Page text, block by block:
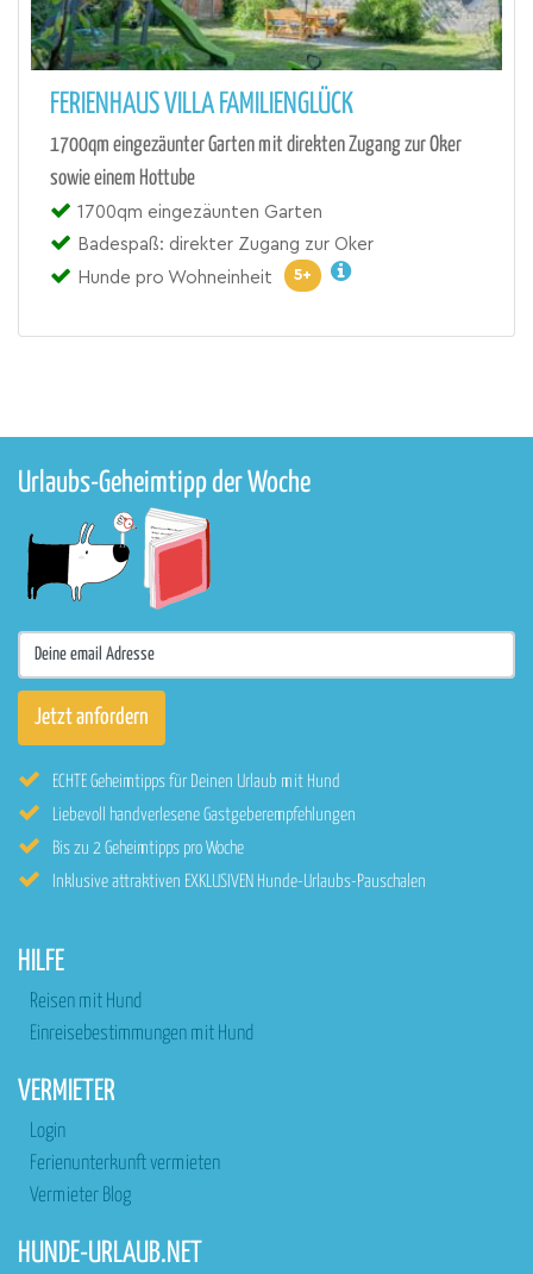
FERIENHAUS VILLA FAMILIENGLÜCK
1700qm eingezäunter Garten mit direkten Zugang zur Oker
sowie einem Hottube
1700qm eingezäunten Garten
Badespaß: direkter Zugang zur Oker
Hunde pro Wohneinheit
5+
Urlaubs-Geheimtipp der Woche
ECHTE Geheimtipps für Deinen Urlaub mit Hund
Liebevoll handverlesene Gastgeberempfehlungen
Bis zu 2 Geheimtipps pro Woche
Inklusive attraktiven EXKLUSIVEN Hunde-Urlaubs-Pauschalen
HILFE
Reisen mit Hund
Einreisebestimmungen mit Hund
VERMIETER
Login
Ferienunterkunft vermieten
Vermieter Blog
HUNDE-URLAUB.NET